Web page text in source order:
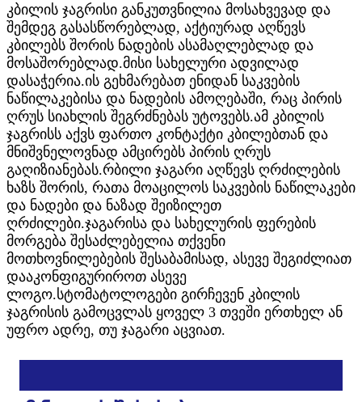
კბილის ჯაგრისი განკუთვნილია მოსახვევად და
შემდეგ გასასწორებლად, აქტიურად აღწევს
კბილებს შორის ნადების ასამაღლებლად და
მოსაშორებლად.მისი სახელური ადვილად
დასაჭერია.ის გეხმარებათ ენიდან საკვების
ნაწილაკებისა და ნადების ამოღებაში, რაც პირის
ღრუს სიახლის შეგრძნებას უტოვებს.ამ კბილის
ჯაგრისს აქვს ფართო კონტაქტი კბილებთან და
მნიშვნელოვნად ამცირებს პირის ღრუს
გაღიზიანებას.რბილი ჯაგარი აღწევს ღრძილების
ხაზს შორის, რათა მოაცილოს საკვების ნაწილაკები
და ნადები და ნაზად შეიზილეთ
ღრძილები.ჯაგარისა და სახელურის ფერების
მორგება შესაძლებელია თქვენი
მოთხოვნილებების შესაბამისად, ასევე შეგიძლიათ
დააკონფიგურიროთ ასევე
ლოგო.სტომატოლოგები გირჩევენ კბილის
ჯაგრისის გამოცვლას ყოველ 3 თვეში ერთხელ ან
უფრო ადრე, თუ ჯაგარი აცვიათ.